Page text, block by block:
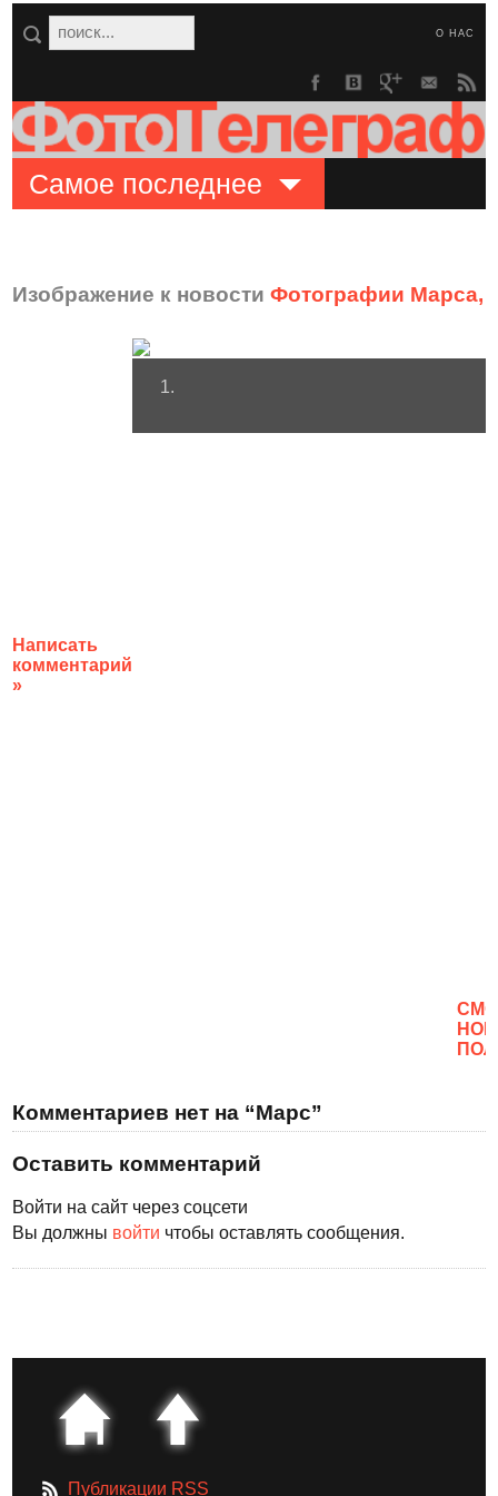
О НАС
Самое последнее
Изображение к новостиФотографии Марса,
Написать
комментарий
»
1.
Комментариев нет на “Марс”
Оставить комментарий
Войти на сайт через соцсети
Вы должны войти чтобы оставлять сообщения.
Публикации RSS